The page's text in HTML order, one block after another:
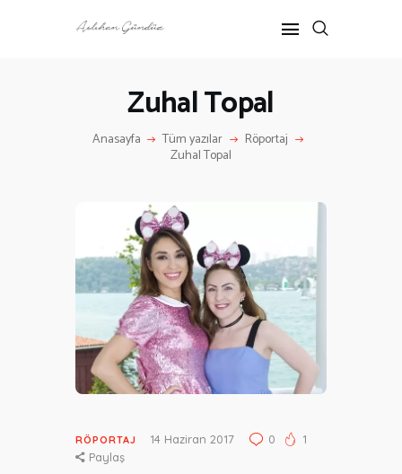
Zuhal Topal
Anasayfa Tüm yazılar Röportaj
Zuhal Topal
RÖPORTAJ
KÜLTÜR SANAT
HAKKIMDA
İLETIŞIM
RÖPORTAJ 14 Haziran 2017 0
1
Paylaş